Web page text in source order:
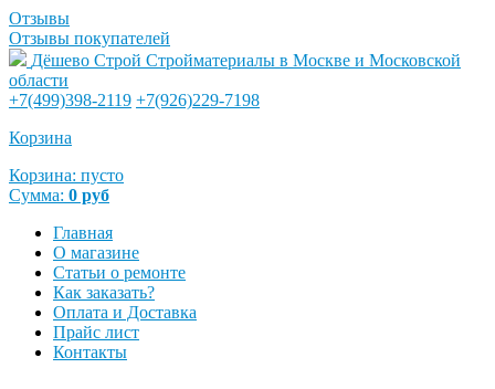
Отзывы
Отзывы покупателей
Дёшево Строй Стройматериалы в Москве и Московской
области
+7(499)398-2119 +7(926)229-7198
Корзина
Корзина: пусто
Сумма: 0 руб
Главная
О магазине
Статьи о ремонте
Как заказать?
Оплата и Доставка
Прайс лист
Контакты